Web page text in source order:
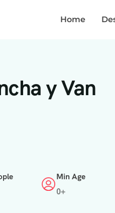
Home
y Van
Min Age
0+